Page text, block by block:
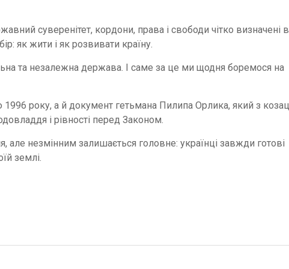
суверенітет, кордони, права і свободи чітко визначені в
як жити і як розвивати країну.
та незалежна держава. І саме за це ми щодня боремося на
року, а й документ гетьмана Пилипа Орлика, який з
і рівності перед Законом.
але незмінним залишається головне: українці завжди готові
землі.